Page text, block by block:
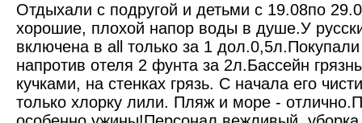
Отдыхали с подругой и детьми с 19.08по
хорошие, плохой напор воды в душе.У
включена в all только за 1
напротив отеля 2 фунта за 2л.Бассейн
кучками, на стенках грязь. С начала его
только хлорку лили. Пляж и море -